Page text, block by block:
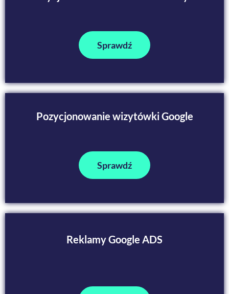
Sprawdź
Pozycjonowanie wizytówki Google
Sprawdź
Reklamy Google ADS